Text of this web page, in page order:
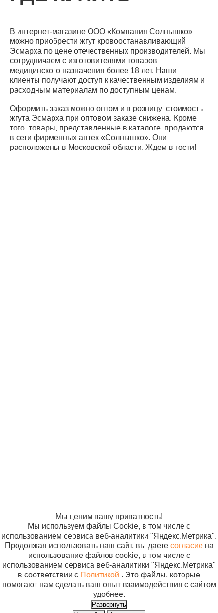
В интернет-магазине ООО «Компания Солнышко»
можно приобрести жгут кровоостанавливающий
Эсмарха по цене отечественных производителей. Мы
сотрудничаем с изготовителями товаров
медицинского назначения более 18 лет. Наши
клиенты получают доступ к качественным изделиям и
расходным материалам по доступным ценам.
Оформить заказ можно оптом и в розницу: стоимость
жгута Эсмарха при оптовом заказе снижена. Кроме
того, товары, представленные в каталоге, продаются
в сети фирменных аптек «Солнышко». Они
расположены в Московской области. Ждем в гости!
Мы ценим вашу приватность!
Мы используем файлы Cookie, в том числе с
использованием сервиса веб-аналитики "Яндекс.Метрика".
Продолжая использовать наш сайт, вы даете согласиена
использование файлов cookie, в том числе с
использованием сервиса веб-аналитики "Яндекс.Метрика"
в соответствии с Политикой . Это файлы, которые
помогают нам сделать ваш опыт взаимодействия с сайтом
удобнее.
Развернуть